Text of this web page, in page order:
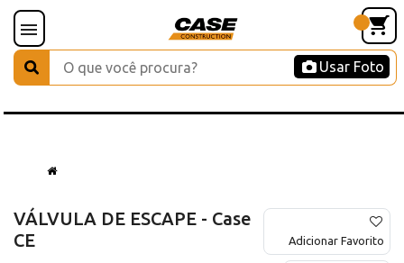
Usar Foto
VÁLVULA DE ESCAPE - Case
CE
Adicionar Favorito